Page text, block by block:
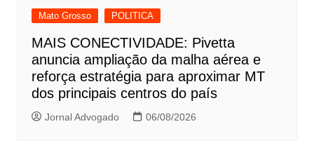
Mato Grosso POLITICA
MAIS CONECTIVIDADE: Pivetta
anuncia ampliação da malha aérea e
reforça estratégia para aproximar MT
dos principais centros do país
Jornal Advogado 06/08/2026